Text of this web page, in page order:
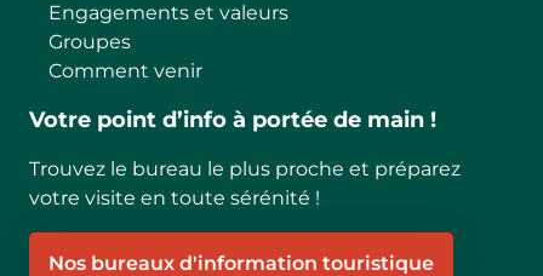
Engagements et valeurs
Groupes
Comment venir
Votre point d’info à portée de main !
Trouvez le bureau le plus proche et préparez
votre visite en toute sérénité !
Nos bureaux d'information touristique